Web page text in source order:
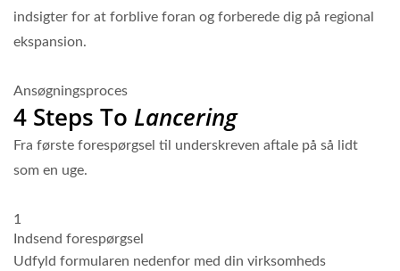
indsigter for at forblive foran og forberede dig på regional
ekspansion.
Ansøgningsproces
4 Steps To Lancering
Fra første forespørgsel til underskreven aftale på så lidt
som en uge.
1
Indsend forespørgsel
Udfyld formularen nedenfor med din virksomheds